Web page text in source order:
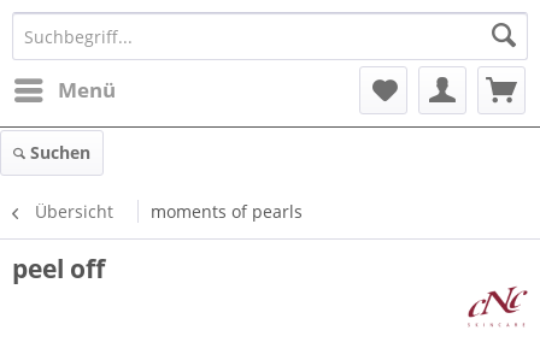
Menü
Suchen
Übersicht moments of pearls
peel off